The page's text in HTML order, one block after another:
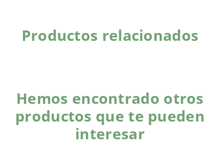
Productos relacionados
Hemos encontrado otros
productos que te pueden
interesar